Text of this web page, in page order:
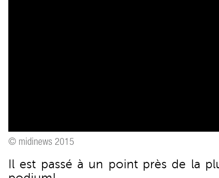
© midinews 2015
Il est passé à un point près de la